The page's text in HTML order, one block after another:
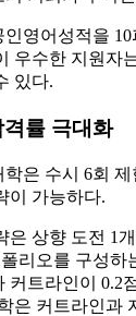
영어성적을
우수한 지원자
있다.
률 극대화
은 수시 6회
이 가능하다.
은 상향 도전 1
리오를 구성하
커트라인이 0.2
은 커트라인과